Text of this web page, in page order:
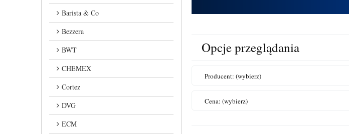
Barista & Co
Bezzera
BWT
CHEMEX
Cortez
DVG
ECM
Opcje przeglądania
Producent: (wybierz)
Cena: (wybierz)